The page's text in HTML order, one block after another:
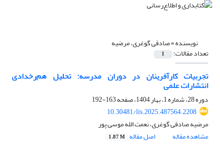
نویسنده =صادقی گوغری، مرضیه
تعداد مقالات: 1
تجربیات کارآفرینان در دوران مدرسه: تحلیل هم‌رخدادی
انتشارات علمی
دوره 28، شماره 1، بهار 1404، صفحه
163-192
10.30481/lis.2025.487564.2208
مرضیه صادقی گوغری، نعمت الله موسی پور
مشاهده مقاله
اصل مقاله 1.87 M